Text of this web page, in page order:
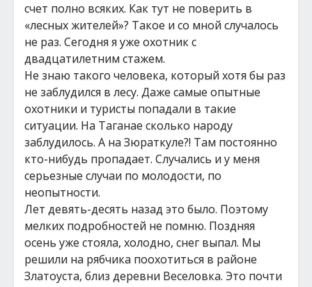
счет полно всяких. Как тут не поверить в
«лесных жителей»? Такое и со мной случалось
не раз. Сегодня я уже охотник с
двадцатилетним стажем.
Не знаю такого человека, который хотя бы раз
не заблудился в лесу. Даже самые опытные
охотники и туристы попадали в такие
ситуации. На Таганае сколько народу
заблудилось. А на Зюраткуле?! Там постоянно
кто-нибудь пропадает. Случались и у меня
серьезные случаи по молодости, по
неопытности.
Лет девять-десять назад это было. Поэтому
мелких подробностей не помню. Поздняя
осень уже стояла, холодно, снег выпал. Мы
решили на рябчика поохотиться в районе
Златоуста, близ деревни Веселовка. Это почти